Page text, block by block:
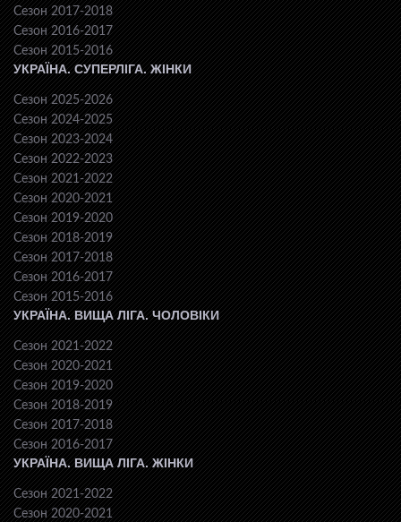
Сезон 2017-2018
Сезон 2016-2017
Сезон 2015-2016
УКРАЇНА. СУПЕРЛІГА. ЖІНКИ
Сезон 2025-2026
Сезон 2024-2025
Сезон 2023-2024
Сезон 2022-2023
Сезон 2021-2022
Сезон 2020-2021
Сезон 2019-2020
Сезон 2018-2019
Сезон 2017-2018
Сезон 2016-2017
Сезон 2015-2016
УКРАЇНА. ВИЩА ЛІГА. ЧОЛОВІКИ
Сезон 2021-2022
Сезон 2020-2021
Сезон 2019-2020
Сезон 2018-2019
Сезон 2017-2018
Сезон 2016-2017
УКРАЇНА. ВИЩА ЛІГА. ЖІНКИ
Сезон 2021-2022
Сезон 2020-2021